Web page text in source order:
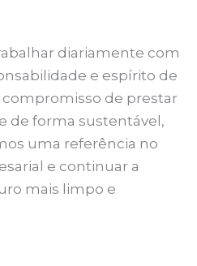
diariamente com
e espírito de
de prestar
de forma sustentável,
uma referência no
e continuar a
mais limpo e